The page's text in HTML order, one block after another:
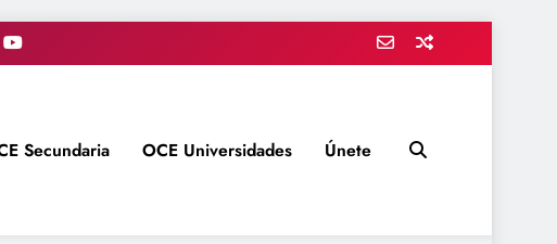
Secundaria OCE Universidades Únete